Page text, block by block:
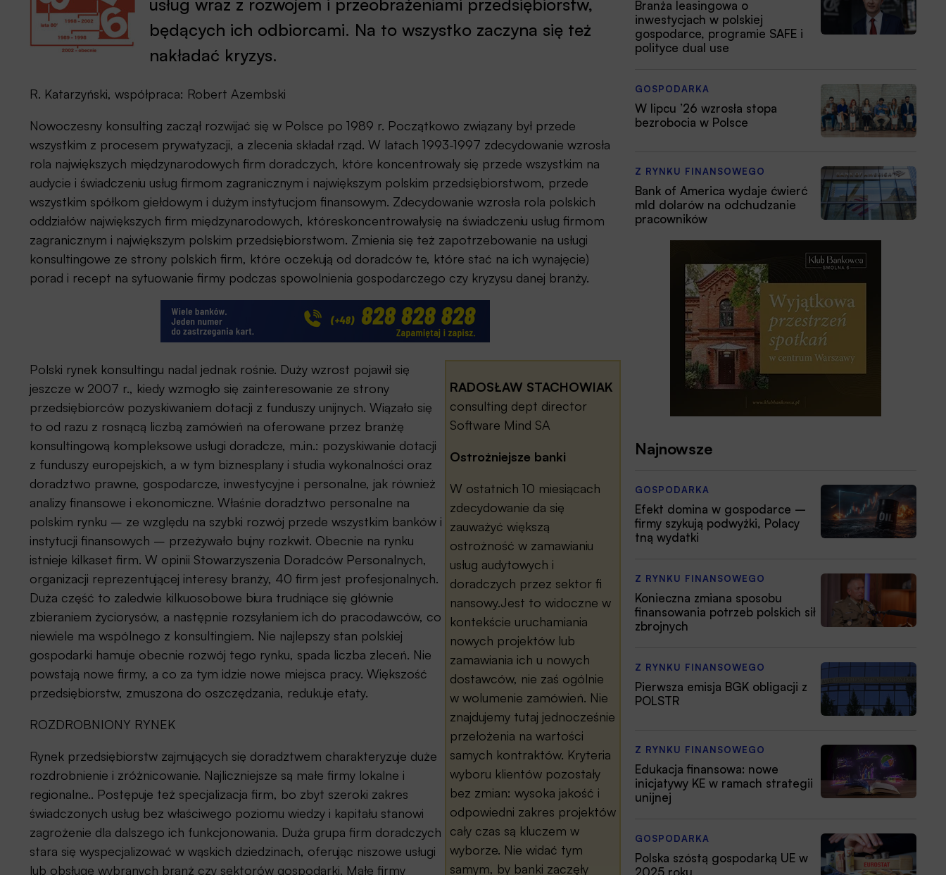
usług wraz z rozwojem i przeobrażeniami przedsiębiorstw,
będących ich odbiorcami. Na to wszystko zaczyna się też
nakładać kryzys.
R. Katarzyński, współpraca: Robert Azembski
Nowoczesny konsulting zaczął rozwijać się w Polsce po 1989 r. Początkowo związany był przede
wszystkim z procesem prywatyzacji, a zlecenia składał rząd. W latach 1993-1997 zdecydowanie wzrosła
rola największych międzynarodowych firm doradczych, które koncentrowały się przede wszystkim na
audycie i świadczeniu usług firmom zagranicznym i największym polskim przedsiębiorstwom, przede
wszystkim spółkom giełdowym i dużym instytucjom finansowym. Zdecydowanie wzrosła rola polskich
oddziałów największych firm międzynarodowych, któreskoncentrowałysię na świadczeniu usług firmom
zagranicznym i największym polskim przedsiębiorstwom. Zmienia się też zapotrzebowanie na usługi
konsultingowe ze strony polskich firm, które oczekują od doradców te, które stać na ich wynajęcie)
porad i recept na sytuowanie firmy podczas spowolnienia gospodarczego czy kryzysu danej branży.
RADOSŁAW STACHOWIAK
consulting dept director
Software Mind SA
Ostrożniejsze banki
W ostatnich 10 miesiącach
zdecydowanie da się
zauważyć większą
ostrożność w zamawianiu
usług audytowych i
doradczych przez sektor fi
nansowy.Jest to widoczne w
kontekście uruchamiania
nowych projektów lub
zamawiania ich u nowych
dostawców, nie zaś ogólnie
w wolumenie zamówień. Nie
znajdujemy tutaj jednocześnie
przełożenia na wartości
samych kontraktów. Kryteria
wyboru klientów pozostały
bez zmian: wysoka jakość i
odpowiedni zakres projektów
cały czas są kluczem w
wyborze. Nie widać tym
samym, by banki zaczęły
Polski rynek konsultingu nadal jednak rośnie. Duży wzrost pojawił się
jeszcze w 2007 r., kiedy wzmogło się zainteresowanie ze strony
przedsiębiorców pozyskiwaniem dotacji z funduszy unijnych. Wiązało się
to od razu z rosnącą liczbą zamówień na oferowane przez branżę
konsultingową kompleksowe usługi doradcze, m.in.: pozyskiwanie dotacji
z funduszy europejskich, a w tym biznesplany i studia wykonalności oraz
doradztwo prawne, gospodarcze, inwestycyjne i personalne, jak również
analizy finansowe i ekonomiczne. Właśnie doradztwo personalne na
polskim rynku – ze względu na szybki rozwój przede wszystkim banków i
instytucji finansowych – przeżywało bujny rozkwit. Obecnie na rynku
istnieje kilkaset firm. W opinii Stowarzyszenia Doradców Personalnych,
organizacji reprezentującej interesy branży, 40 firm jest profesjonalnych.
Duża część to zaledwie kilkuosobowe biura trudniące się głównie
zbieraniem życiorysów, a następnie rozsyłaniem ich do pracodawców, co
niewiele ma wspólnego z konsultingiem. Nie najlepszy stan polskiej
gospodarki hamuje obecnie rozwój tego rynku, spada liczba zleceń. Nie
powstają nowe firmy, a co za tym idzie nowe miejsca pracy. Większość
przedsiębiorstw, zmuszona do oszczędzania, redukuje etaty.
ROZDROBNIONY RYNEK
Rynek przedsiębiorstw zajmujących się doradztwem charakteryzuje duże
rozdrobnienie i zróżnicowanie. Najliczniejsze są małe firmy lokalne i
regionalne.. Postępuje też specjalizacja firm, bo zbyt szeroki zakres
świadczonych usług bez właściwego poziomu wiedzy i kapitału stanowi
zagrożenie dla dalszego ich funkcjonowania. Duża grupa firm doradczych
stara się wyspecjalizować w wąskich dziedzinach, oferując niszowe usługi
lub obsługę wybranych branż czy sektorów gospodarki. Małe firmy
Branża leasingowa o
inwestycjach w polskiej
gospodarce, programie SAFE i
polityce dual use
GOSPODARKA
W lipcu ’26 wzrosła stopa
bezrobocia w Polsce
Z RYNKU FINANSOWEGO
Bank of America wydaje ćwierć
mld dolarów na odchudzanie
pracowników
Najnowsze
GOSPODARKA
Efekt domina w gospodarce –
firmy szykują podwyżki, Polacy
tną wydatki
Z RYNKU FINANSOWEGO
Konieczna zmiana sposobu
finansowania potrzeb polskich sił
zbrojnych
Z RYNKU FINANSOWEGO
Pierwsza emisja BGK obligacji z
POLSTR
Z RYNKU FINANSOWEGO
Edukacja finansowa: nowe
inicjatywy KE w ramach strategii
unijnej
GOSPODARKA
Polska szóstą gospodarką UE w
2025 roku